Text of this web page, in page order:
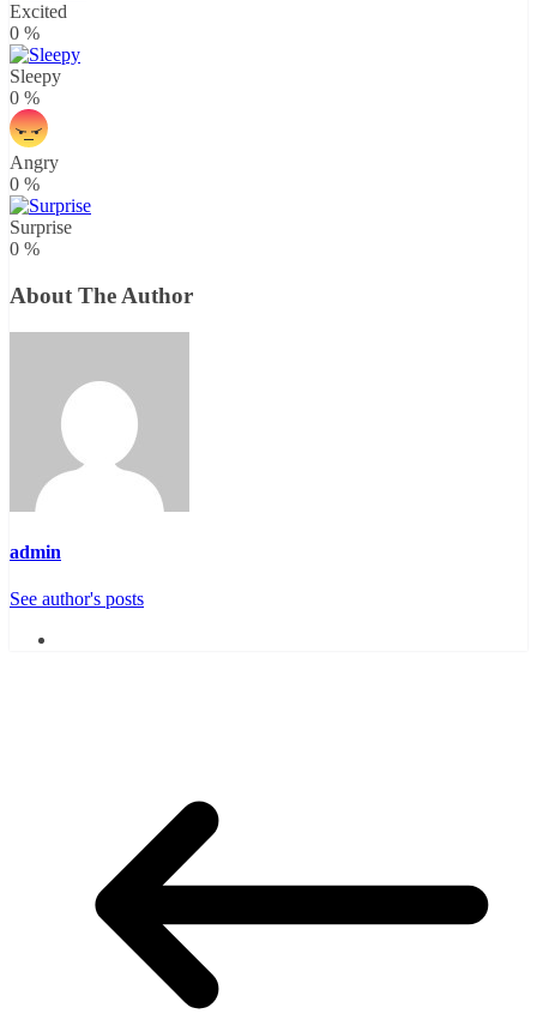
Excited
0 %
Sleepy
0 %
Angry
0 %
Surprise
0 %
About The Author
admin
See author's posts